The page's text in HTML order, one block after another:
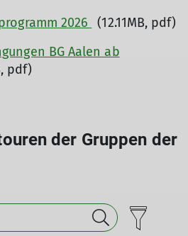
2026
(12.11MB, pdf)
BG Aalen ab
pdf)
der Gruppen der